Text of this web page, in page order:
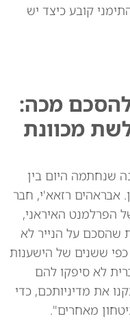
קובע כיצד יש
מכה:
מכוונת
שנחתמה היום בין
אבראהים רזאא'י, חבר
הפרלמנט האיראני,
שהסכם על הנייר לא
כפי ששנים של הישענות
לא סיפקו להם
את מדיניותכם, כדי
מאחרים".